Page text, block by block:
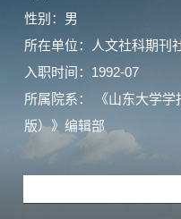
性别：男
所在单位：人文社科期刊
入职时间：1992-07
所属院系： 《山东大学学
版）》编辑部